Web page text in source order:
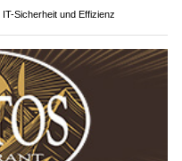
Sicherheit und Effizienz